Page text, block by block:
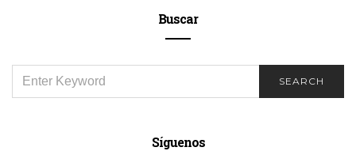
Buscar
FOR:
SEARCH
Síguenos